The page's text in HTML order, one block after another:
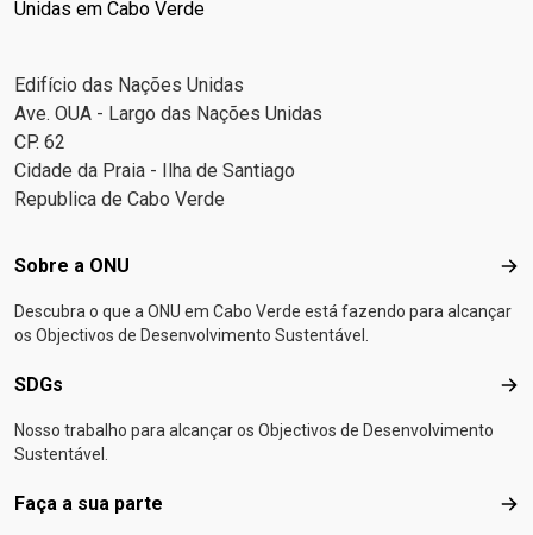
Unidas em Cabo Verde
Edifício das Nações Unidas
Ave. OUA - Largo das Nações Unidas
CP. 62
Cidade da Praia - Ilha de Santiago
Republica de Cabo Verde
Footer menu
Sobre a ONU
Descubra o que a ONU em Cabo Verde está fazendo para alcançar
os Objectivos de Desenvolvimento Sustentável.
SDGs
Nosso trabalho para alcançar os Objectivos de Desenvolvimento
Sustentável.
Faça a sua parte